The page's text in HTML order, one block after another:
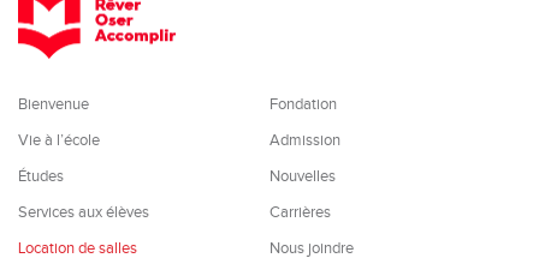
Bienvenue
Vie à l’école
Études
Services aux élèves
Fondation
Admission
Nouvelles
Carrières
Location de salles
Nous joindre